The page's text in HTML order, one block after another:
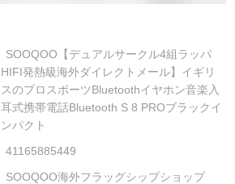
SOOQOO【デュアルサークル4組ラッパ
HIFI発熱級海外ダイレクトメール】イギリ
スのプロスポーツBluetoothイヤホン音楽入
耳式携帯電話Bluetooth S 8 PROブラックイ
ンパクト
41165885449
SOOQOO海外フラッグシップショップ